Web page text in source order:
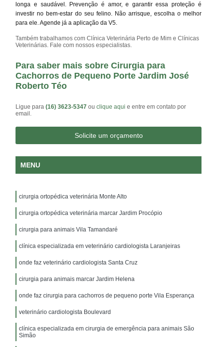
longa e saudável. Prevenção é amor, e garantir essa proteção é
investir no bem-estar do seu felino. Não arrisque, escolha o melhor
para ele. Agende já a aplicação da V5.
Também trabalhamos com Clínica Veterinária Perto de Mim e Clínicas
Veterinárias. Fale com nossos especialistas.
Para saber mais sobre Cirurgia para
Cachorros de Pequeno Porte Jardim José
Roberto Téo
Ligue para(16) 3623-5347ouclique aqui e entre em contato por
email.
Solicite um orçamento
MENU
cirurgia ortopédica veterinária Monte Alto
cirurgia ortopédica veterinária marcar Jardim Procópio
cirurgia para animais Vila Tamandaré
clínica especializada em veterinário cardiologista Laranjeiras
onde faz veterinário cardiologista Santa Cruz
cirurgia para animais marcar Jardim Helena
onde faz cirurgia para cachorros de pequeno porte Vila Esperança
veterinário cardiologista Boulevard
clínica especializada em cirurgia de emergência para animais São
Simão